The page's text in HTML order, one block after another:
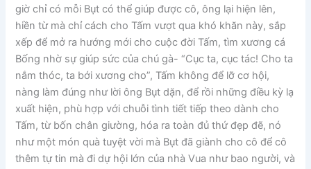
giờ chỉ có mỗi Bụt có thể giúp được cô, ông lại hiện lên,
hiền từ mà chỉ cách cho Tấm vượt qua khó khăn này, sắp
xếp để mở ra hướng mới cho cuộc đời Tấm, tìm xương cá
Bống nhờ sự giúp sức của chú gà- “Cục ta, cục tác! Cho ta
nắm thóc, ta bới xương cho”, Tấm không để lỡ cơ hội,
nàng làm đúng như lời ông Bụt dặn, để rồi những điều kỳ lạ
xuất hiện, phù hợp với chuỗi tình tiết tiếp theo dành cho
Tấm, từ bốn chân giường, hóa ra toàn đủ thứ đẹp đẽ, nó
như một món quà tuyệt vời mà Bụt đã giành cho cô để cô
thêm tự tin mà đi dự hội lớn của nhà Vua như bao người, và